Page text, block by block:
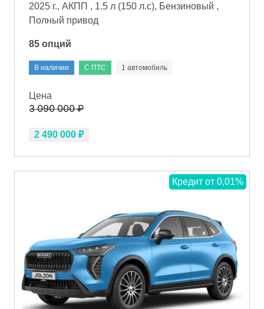
2025 г., АКПП , 1.5 л (150 л.с), Бензиновый ,
Полный привод
85 опций
В наличии С ПТС 1 автомобиль
Цена
3 090 000 ₽
2 490 000 ₽
Кредит от 0,01%